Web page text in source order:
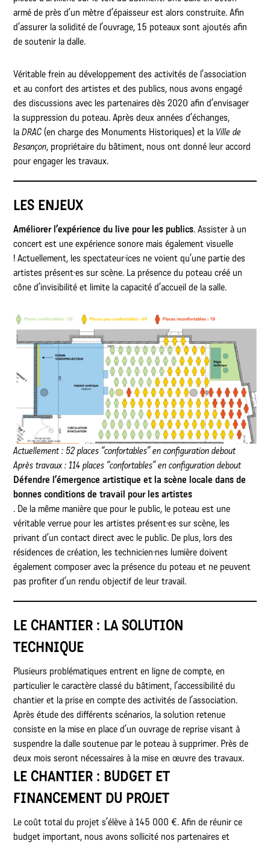
armé de près d’un mètre d’épaisseur est alors construite. Afin
d’assurer la solidité de l’ouvrage, 15 poteaux sont ajoutés afin
de soutenir la dalle.
Véritable frein au développement des activités de l’association
et au confort des artistes et des publics, nous avons engagé
des discussions avec les partenaires dès 2020 afin d’envisager
la suppression du poteau. Après deux années d’échanges,
laDRAC (en charge des Monuments Historiques) et la Ville de
Besançon, propriétaire du bâtiment, nous ont donné leur accord
pour engager les travaux.
LES ENJEUX
Améliorer l’expérience du live pour les publics. Assister à un
concert est une expérience sonore mais également visuelle
! Actuellement, les spectateur·ices ne voient qu’une partie des
artistes présent·es sur scène. La présence du poteau créé un
cône d’invisibilité et limite la capacité d’accueil de la salle.
Actuellement : 52 places “confortables” en configuration debout
Après travaux : 114 places “confortables” en configuration debout
Défendre l’émergence artistique et la scène locale dans de
bonnes conditions de travail pour les artistes
. De la même manière que pour le public, le poteau est une
véritable verrue pour les artistes présent·es sur scène, les
privant d’un contact direct avec le public. De plus, lors des
résidences de création, les technicien·nes lumière doivent
également composer avec la présence du poteau et ne peuvent
pas profiter d’un rendu objectif de leur travail.
LE CHANTIER : LA SOLUTION
TECHNIQUE
Plusieurs problématiques entrent en ligne de compte, en
particulier le caractère classé du bâtiment, l’accessibilité du
chantier et la prise en compte des activités de l’association.
Après étude des différents scénarios, la solution retenue
consiste en la mise en place d’un ouvrage de reprise visant à
suspendre la dalle soutenue par le poteau à supprimer. Près de
deux mois seront nécessaires à la mise en œuvre des travaux.
LE CHANTIER : BUDGET ET
FINANCEMENT DU PROJET
Le coût total du projet s’élève à 145 000 €. Afin de réunir ce
budget important, nous avons sollicité nos partenaires et